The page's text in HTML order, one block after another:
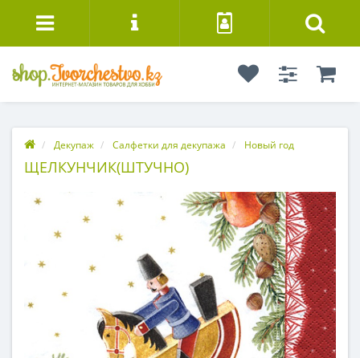
Декупаж Салфетки для декупажа Новый год
ЩЕЛКУНЧИК(ШТУЧНО)